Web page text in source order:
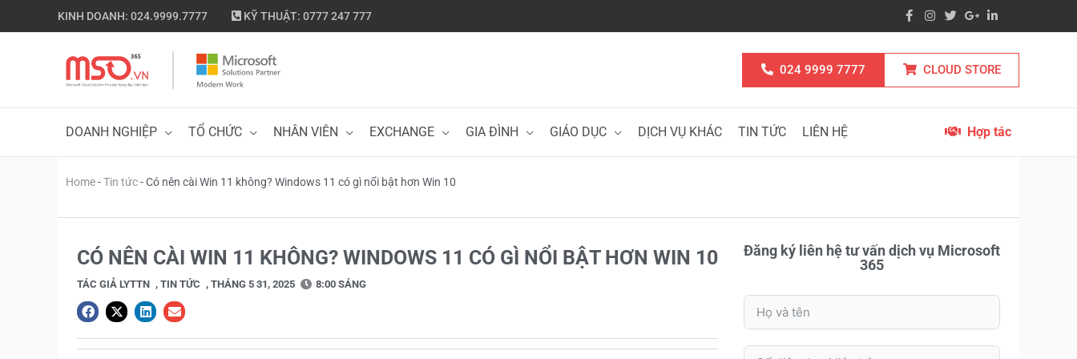
KINH DOANH: 024.9999.7777 KỸ THUẬT: 0777 247 777
024 9999 7777 CLOUD STORE
DOANH NGHIỆP TỔ CHỨC NHÂN VIÊN EXCHANGE GIA ĐÌNH GIÁO DỤC DỊCH VỤ KHÁC TIN TỨC LIÊN HỆ Hợp tác
Home-Tin tức-Có nên cài Win 11 không? Windows 11 có gì nổi bật hơn Win 10
CÓ NÊN CÀI WIN 11 KHÔNG? WINDOWS 11 CÓ GÌ NỔI BẬT HƠN WIN 10
TÁC GIẢ LYTTN , TIN TỨC , THÁNG 5 31, 2025 8:00 SÁNG
Đăng ký liên hệ tư vấn dịch vụ Microsoft
365